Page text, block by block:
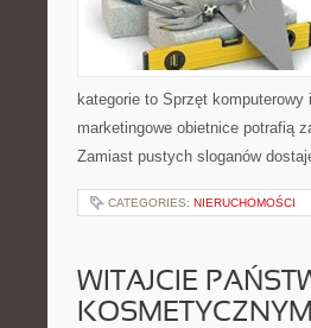
kategorie to Sprzęt
marketingowe obietnice potrafią
Zamiast pustych sloganów
CATEGORIES: NIERUCHOMOŚCI
WITAJCIE